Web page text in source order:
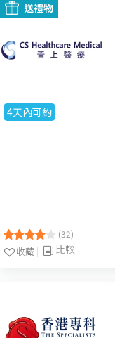
送禮物
4天內可約
(32)
比較
收藏